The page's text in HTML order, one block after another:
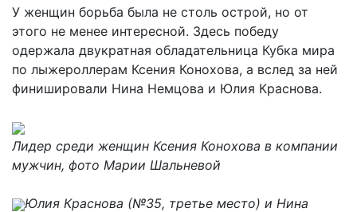
У женщин борьба была не столь острой, но от
этого не менее интересной. Здесь победу
одержала двукратная обладательница Кубка мира
по лыжероллерам Ксения Конохова, а вслед за ней
финишировали Нина Немцова и Юлия Краснова.
Лидер среди женщин Ксения Конохова в компании
мужчин, фото Марии Шальневой
Юлия Краснова (№35, третье место) и Нина